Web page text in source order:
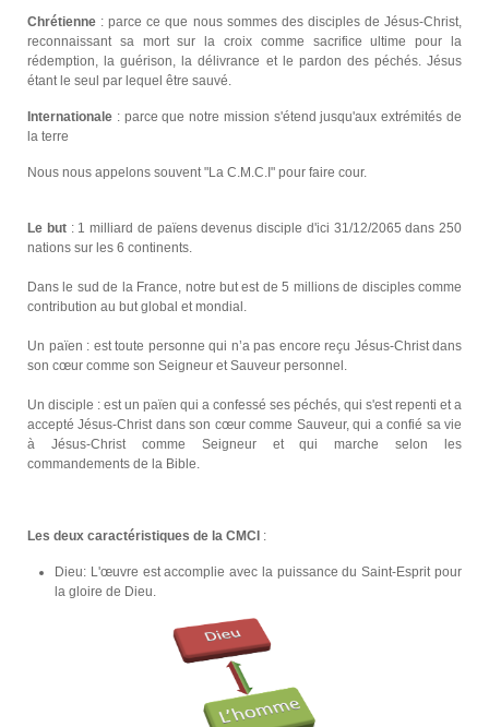
Chrétienne : parce ce que nous sommes des disciples de Jésus-Christ,
reconnaissant sa mort sur la croix comme sacrifice ultime pour la
rédemption, la guérison, la délivrance et le pardon des péchés. Jésus
étant le seul par lequel être sauvé.
Internationale : parce que notre mission s'étend jusqu'aux extrémités de
la terre
Nous nous appelons souvent "La C.M.C.I" pour faire cour.
Le but: 1 milliard de païens devenus disciple d'ici 31/12/2065 dans 250
nations sur les 6 continents.
Dans le sud de la France, notre but est de 5 millions de disciples comme
contribution au but global et mondial.
Un païen : est toute personne qui n’a pas encore reçu Jésus-Christ dans
son cœur comme son Seigneur et Sauveur personnel.
Un disciple : est un païen qui a confessé ses péchés, qui s'est repenti et a
accepté Jésus-Christ dans son cœur comme Sauveur, qui a confié sa vie
à Jésus-Christ comme Seigneur et qui marche selon les
commandements de la Bible.
Les deux caractéristiques de la CMCI :
Dieu: L'œuvre est accomplie avec la puissance du Saint-Esprit pour
la gloire de Dieu.